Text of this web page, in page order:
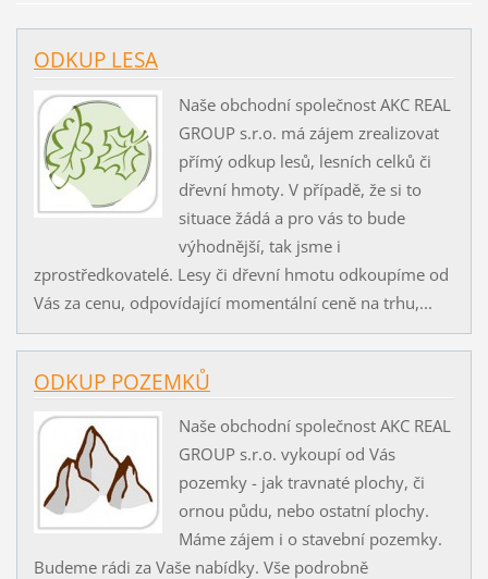
ODKUP LESA
Naše obchodní společnost AKC REAL
GROUP s.r.o. má zájem zrealizovat
přímý odkup lesů, lesních celků či
dřevní hmoty. V případě, že si to
situace žádá a pro vás to bude
výhodnější, tak jsme i
zprostředkovatelé. Lesy či dřevní hmotu odkoupíme od
Vás za cenu, odpovídající momentální ceně na trhu,...
ODKUP POZEMKŮ
Naše obchodní společnost AKC REAL
GROUP s.r.o. vykoupí od Vás
pozemky - jak travnaté plochy, či
ornou půdu, nebo ostatní plochy.
Máme zájem i o stavební pozemky.
Budeme rádi za Vaše nabídky. Vše podrobně